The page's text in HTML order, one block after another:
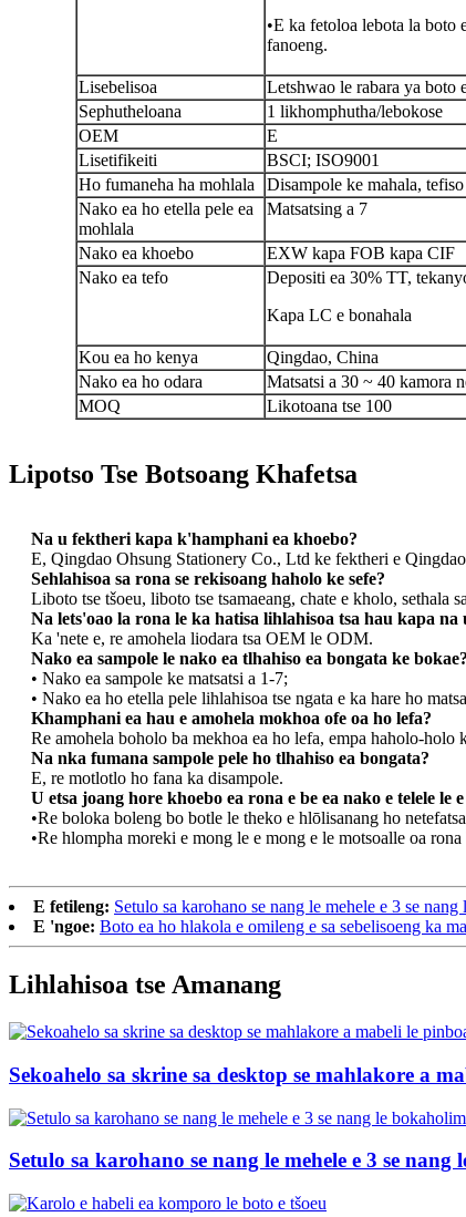
•E ka fetoloa lebota la boto
fanoeng.
Lisebelisoa
Letshwao le rabara ya boto
Sephutheloana
1 likhomphutha/lebokose
OEM
E
Lisetifikeiti
BSCI; ISO9001
Ho fumaneha ha mohlala
Disampole ke mahala,
Nako ea ho etella pele ea
mohlala
Matsatsing a 7
Nako ea khoebo
EXW kapa FOB kapa CIF
Nako ea tefo
Depositi ea 30% TT,
Kapa LC e bonahala
Kou ea ho kenya
Qingdao, China
Nako ea ho odara
Matsatsi a 30 ~ 40 kamora
MOQ
Likotoana tse 100
Lipotso Tse Botsoang Khafetsa
Na u fektheri kapa k'hamphani ea khoebo?
E, Qingdao Ohsung Stationery Co., Ltd ke fektheri e
Sehlahisoa sa rona se rekisoang haholo ke sefe?
Liboto tse tšoeu, liboto tse tsamaeang, chate e kholo, sethala
Na lets'oao la rona le ka hatisa lihlahisoa tsa hau kapa
Ka 'nete e, re amohela liodara tsa OEM le ODM.
Nako ea sampole le nako ea tlhahiso ea bongata ke bokae?
• Nako ea sampole ke matsatsi a 1-7;
• Nako ea ho etella pele lihlahisoa tse ngata e ka hare ho
Khamphani ea hau e amohela mokhoa ofe oa ho lefa?
Re amohela boholo ba mekhoa ea ho lefa, empa haholo-holo
Na nka fumana sampole pele ho tlhahiso ea bongata?
E, re motlotlo ho fana ka disampole.
U etsa joang hore khoebo ea rona e be ea nako e telele le
•Re boloka boleng bo botle le theko e hlōlisanang ho
•Re hlompha moreki e mong le e mong e le motsoalle oa
E fetileng: Setulo sa karohano se nang le mehele e 3 se
E 'ngoe: Boto ea ho hlakola e omileng e sa sebelisoeng ka
Lihlahisoa tse Amanang
Sekoahelo sa skrine sa desktop se mahlakore a
Setulo sa karohano se nang le mehele e 3 se